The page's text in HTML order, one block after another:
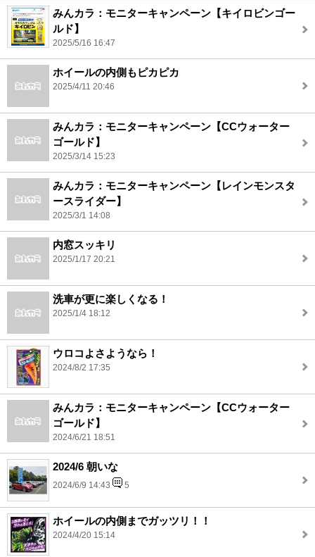
みんカラ：モニターキャンペーン【キイロビンゴー
ルド】
2025/5/16 16:47
ホイールの内側もピカピカ
2025/4/11 20:46
みんカラ：モニターキャンペーン【CCウォーター
ゴールド】
2025/3/14 15:23
みんカラ：モニターキャンペーン【レインモンスタ
ースライダー】
2025/3/1 14:08
内窓スッキリ
2025/1/17 20:21
洗車が更に楽しくなる！
2025/1/4 18:12
ウロコよさようなら！
2024/8/2 17:35
みんカラ：モニターキャンペーン【CCウォーター
ゴールド】
2024/6/21 18:51
2024/6 朝いな
2024/6/9 14:43 5
ホイールの内側までガッツリ！！
2024/4/20 15:14